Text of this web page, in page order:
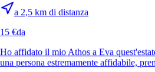
a 2,5 km di distanza
15 €da
Ho affidato il mio Athos a Eva
una persona estremamente affidabile,